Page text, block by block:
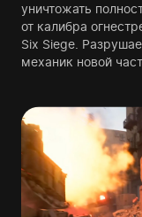
уничтожать
от калибра
Six Siege.
механик новой